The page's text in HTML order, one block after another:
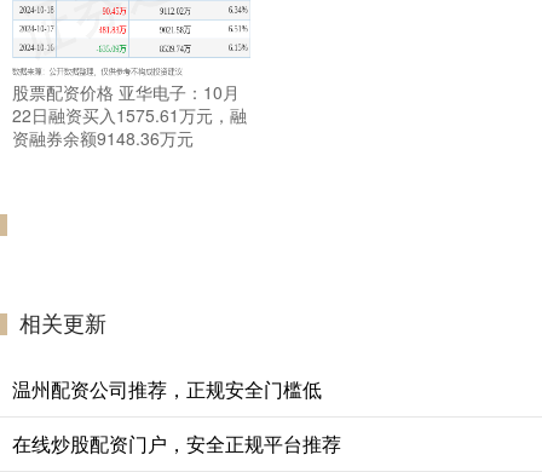
股票配资价格 亚华电子：10月
22日融资买入1575.61万元，融
资融券余额9148.36万元
相关更新
温州配资公司推荐，正规安全门槛低
在线炒股配资门户，安全正规平台推荐